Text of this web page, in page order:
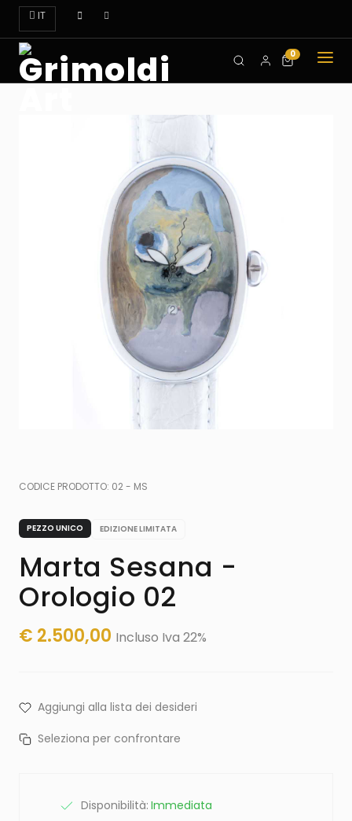
IT
OROLOGI
DOVE
TROVARCI
CONTATTI
0
CODICE PRODOTTO: 02 - MS
PEZZO UNICO EDIZIONE LIMITATA
Marta Sesana -
Orologio 02
€ 2.500,00 Incluso Iva 22%
Aggiungi alla lista dei desideri
Seleziona per confrontare
Disponibilità: Immediata